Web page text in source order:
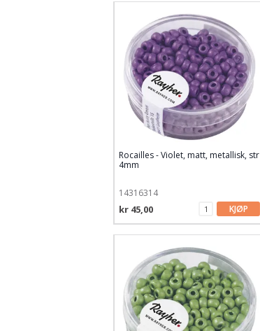
Rocailles - Violet, matt, metallisk, str
4mm
14316314
kr 45,00 KJØP